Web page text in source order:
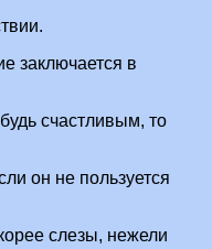
заключается в
счастливым, то
он не пользуется
слезы, нежели